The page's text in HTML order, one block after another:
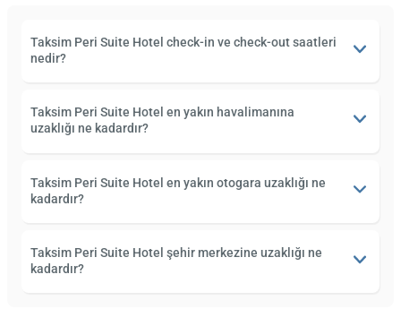
Taksim Peri Suite Hotel check-in ve check-out saatleri
nedir?
Taksim Peri Suite Hotel en yakın havalimanına
uzaklığı ne kadardır?
Taksim Peri Suite Hotel en yakın otogara uzaklığı ne
kadardır?
Taksim Peri Suite Hotel şehir merkezine uzaklığı ne
kadardır?